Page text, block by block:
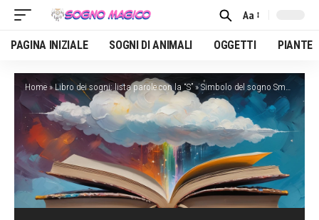
Font
Resizer
Aa
PAGINA INIZIALE SOGNI DI ANIMALI OGGETTI PIANTE
Home»Libro dei sogni: lista parole con la “S” »Simbolo del sogno Smarrimento